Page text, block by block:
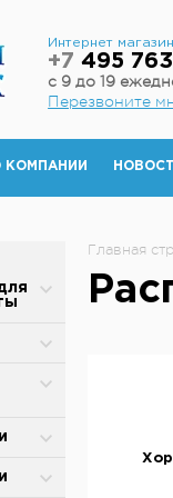
Интернет магазин
+7 495
с 9 до 19
Перезвоните
КОМПАНИИ
Главная